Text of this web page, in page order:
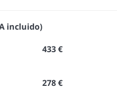
incluido)
433 €
278 €